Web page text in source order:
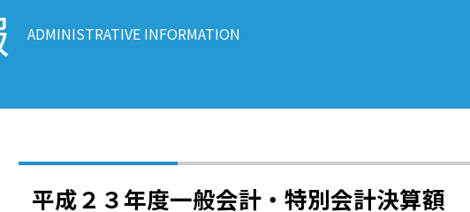
ADMINISTRATIVE INFORMATION
平成２３年度一般会計・特別会計決算額